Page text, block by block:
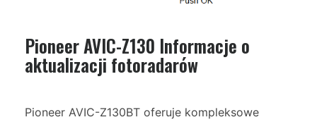
Pioneer AVIC-Z130 Informacje o
aktualizacji fotoradarów
Pioneer AVIC-Z130BT oferuje kompleksowe